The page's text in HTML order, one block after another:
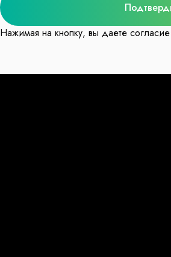
Нажимая на кнопку, вы даете